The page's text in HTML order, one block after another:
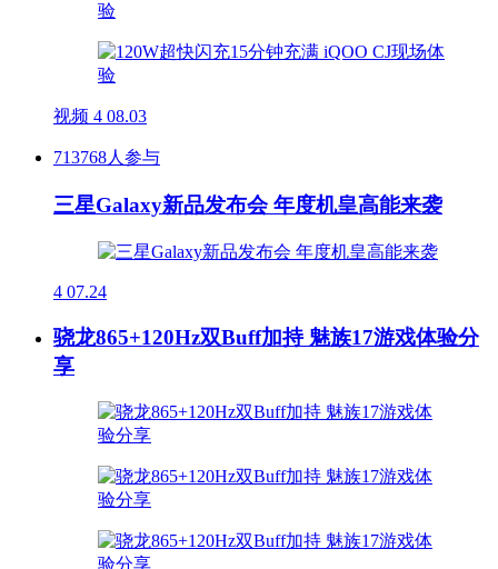
视频 4 08.03
713768人参与
三星Galaxy新品发布会 年度机皇高能来袭
4 07.24
骁龙865+120Hz双Buff加持 魅族17游戏体验分
享